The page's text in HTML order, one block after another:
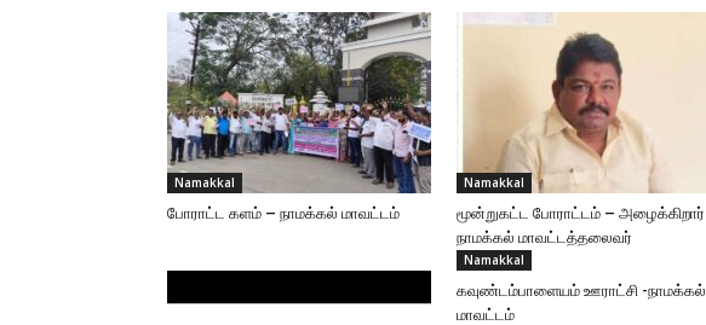
Namakkal
போராட்ட களம் – நாமக்கல் மாவட்டம்
Namakkal
மூன்றுகட்ட போராட்டம் – அழைக்கிறார்
நாமக்கல் மாவட்டத்தலைவர்
Namakkal
கவுண்டம்பாளையம் ஊராட்சி -நாமக்கல்
மாவட்டம்